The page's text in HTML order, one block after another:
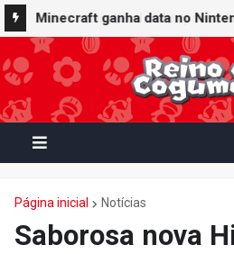
Minecraft ganha data no
Super Mario Mash-Up
gráfica exclusiva
Página inicial Notícias
Saborosa nova